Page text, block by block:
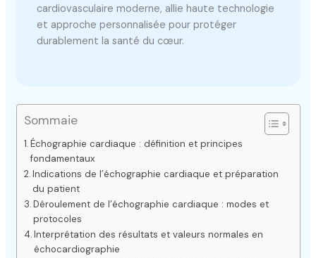
cardiovasculaire moderne, allie haute technologie
et approche personnalisée pour protéger
durablement la santé du cœur.
Sommaie
Échographie cardiaque : définition et principes
fondamentaux
Indications de l’échographie cardiaque et préparation
du patient
Déroulement de l’échographie cardiaque : modes et
protocoles
Interprétation des résultats et valeurs normales en
échocardiographie